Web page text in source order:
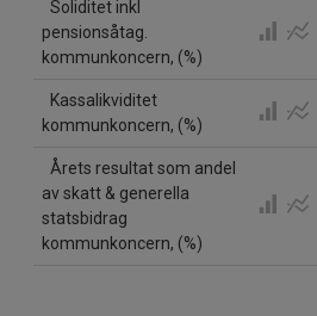
Soliditet inkl
pensionsåtag.
kommunkoncern, (%)
Kassalikviditet
kommunkoncern, (%)
Årets resultat som andel
av skatt & generella
statsbidrag
kommunkoncern, (%)